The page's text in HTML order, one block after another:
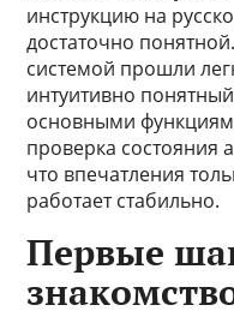
инструкцию на
достаточно
системой прошли
интуитивно
основными
проверка состояния
что впечатления
работает стабильно.
Первые